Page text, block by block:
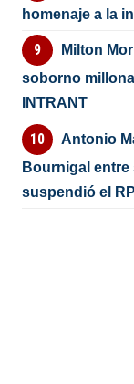
homenaje a la
Milton
soborno
INTRANT
Antonio
Bournigal
suspendió el